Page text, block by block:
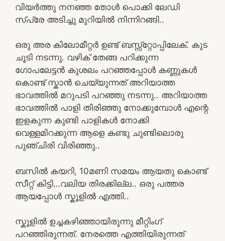
വിയർത്തു നനഞ്ഞ തോൾ പൊക്കി ലേഡി
സ്പ്രേ അടിച്ചു മുറിയിൽ നിന്നിറങ്ങി..
ഒരു അര കിലോമീറ്റർ ഉണ്ട് ബസ്സ്റ്റോപ്പിലേക്. കുട
ചൂടി നടന്നു. വഴിക് തേങ്ങ പറിക്കുന്ന
ഗോപലേട്ടൻ കുശലം പറഞ്ഞപ്പോൾ കണ്ണുകൾ
കൊണ്ട് സ്കാൻ ചെയ്യുന്നത് അറിയാത്ത
ഭാവത്തിൽ മറുപടി പറഞ്ഞു നടന്നു.. അറിയാത്ത
ഭാവത്തിൽ പാളി തിരിഞ്ഞു നോക്കുമ്പോൾ എന്റെ
ഇളകുന്ന കുണ്ടി പാളികൾ നോക്കി
വെള്ളമിറക്കുന്ന ആളെ കണ്ടു ചുണ്ടിലൊരു
പുഞ്ചിരി വിരിഞ്ഞു..
ബസിൽ കയറി, 10മണി സമയം ആയതു കൊണ്ട്
സീറ്റ്‌ കിട്ടി…വലിയ തിരക്കില്ല.. ഒരു പത്തര
ആയപ്പോൾ സ്കൂളിൽ എത്തി..
സ്കൂളിൽ ഉച്ചകഴിഞ്ഞായിരുന്നു മീറ്റിംഗ്
പറഞ്ഞിരുന്നത്. നേരത്തെ എത്തിയിരുന്നത്